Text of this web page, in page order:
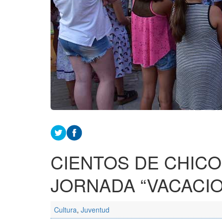
CIENTOS DE
JORNADA
Cultura, Juventud